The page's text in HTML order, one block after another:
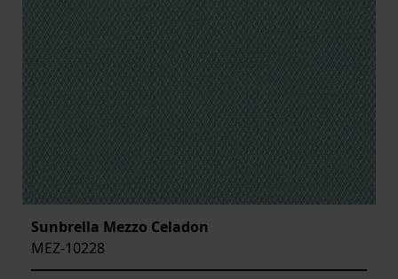
Sunbrella Mezzo Celadon
MEZ-10228